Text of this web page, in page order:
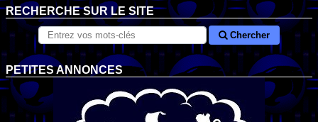
RECHERCHE SUR LE SITE
Chercher
PETITES ANNONCES